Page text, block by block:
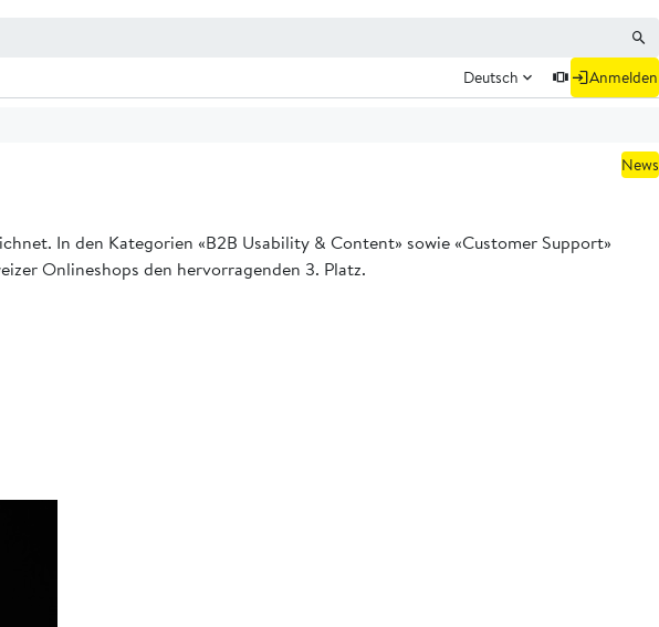
Deutsch Anmelden
News
In den Kategorien «B2B Usability & Content» sowie «Customer Support»
Onlineshops den hervorragenden 3. Platz.